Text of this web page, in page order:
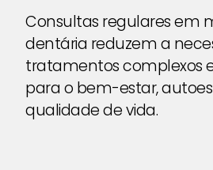
Consultas regulares em
dentária reduzem a
tratamentos complexos
para o bem-estar,
qualidade de vida.